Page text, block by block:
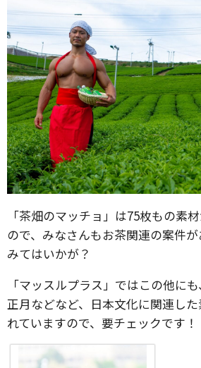
「茶畑のマッチョ」は75枚もの素
ので、みなさんもお茶関連の案件
みてはいかが？
「マッスルプラス」ではこの他に
正月などなど、日本文化に関連し
れていますので、要チェックです！